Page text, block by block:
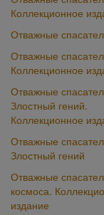
Коллекционное
Отважные
Отважные
Коллекционное
Отважные
Злостный гений.
Коллекционное
Отважные
Злостный гений
Отважные
космоса.
издание